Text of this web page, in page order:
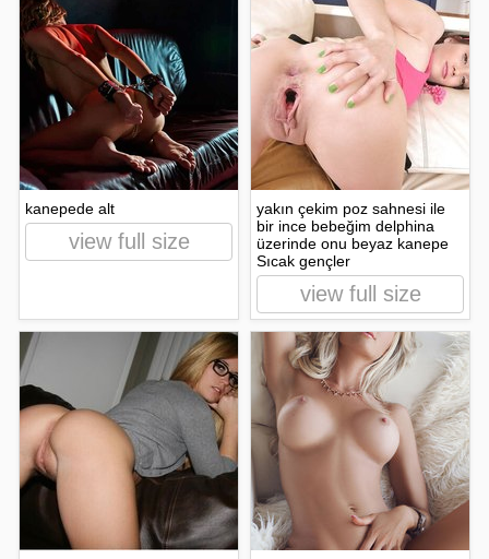
kanepede alt
view full size
yakın çekim poz sahnesi ile
bir ince bebeğim delphina
üzerinde onu beyaz kanepe
Sıcak gençler
view full size